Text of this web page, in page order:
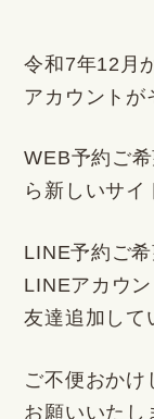
令和7年12月
アカウントが
WEB予約ご
ら新しいサイ
LINE予約ご
LINEアカウ
友達追加して
ご不便おかけ
お願いいたし